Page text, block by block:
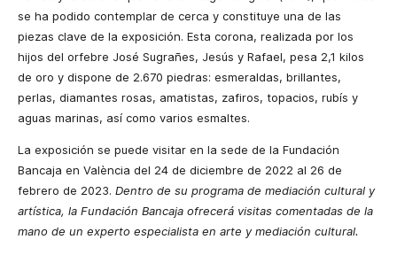
se ha podido contemplar de cerca y constituye una de las
piezas clave de la exposición. Esta corona, realizada por los
hijos del orfebre José Sugrañes, Jesús y Rafael, pesa 2,1 kilos
de oro y dispone de 2.670 piedras: esmeraldas, brillantes,
perlas, diamantes rosas, amatistas, zafiros, topacios, rubís y
aguas marinas, así como varios esmaltes.
La exposición se puede visitar en la sede de la Fundación
Bancaja en València del 24 de diciembre de 2022 al 26 de
febrero de 2023. Dentro de su programa de mediación cultural y
artística, la Fundación Bancaja ofrecerá visitas comentadas de la
mano de un experto especialista en arte y mediación cultural.